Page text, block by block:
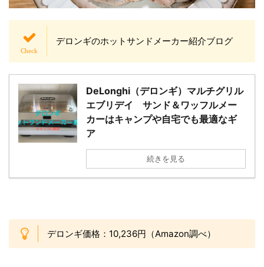
デロンギのホットサンドメーカー紹介ブログ
DeLonghi（デロンギ）マルチグリル
エブリデイ サンド＆ワッフルメー
カーはキャンプや自宅でも最適なギ
ア
続きを見る
デロンギ価格：10,236円（Amazon調べ）